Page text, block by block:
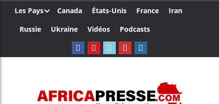
Les Pays Canada États-Unis France
Iran
Russie
Ukraine Vidéos Podcasts